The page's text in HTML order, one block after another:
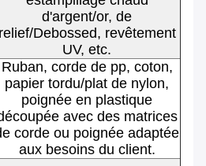
d'argent/or, de
relief/Debossed, revêtement
UV, etc.
Ruban, corde de pp, coton,
papier tordu/plat de nylon,
poignée en plastique
avec des matrices
corde ou poignée adaptée
aux besoins du client.